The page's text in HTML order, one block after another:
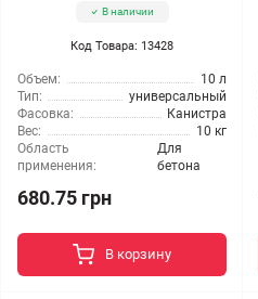
В наличии
Код Товара: 13428
Объем:
10 л
Тип:
универсальный
Фасовка:
Канистра
Вес:
10 кг
Область
применения:
Для
бетона
680.75 грн
В корзину